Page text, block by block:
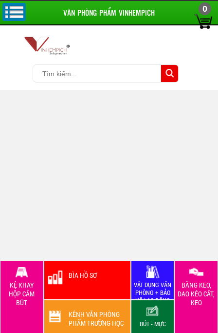
VĂN PHÒNG PHẨM VINHEMPICH
KỆ KHAY
HỘP CẮM
BÚT
BÌA HỒ SƠ
VẬT DỤNG VĂN
PHÒNG + BẢO
HỘ LAO ĐỘNG
BĂNG KEO,
DAO KÉO CẮT,
KEO
KÊNH VĂN PHÒNG
PHẨM TRƯỜNG HỌC
BÚT - MỰC
0